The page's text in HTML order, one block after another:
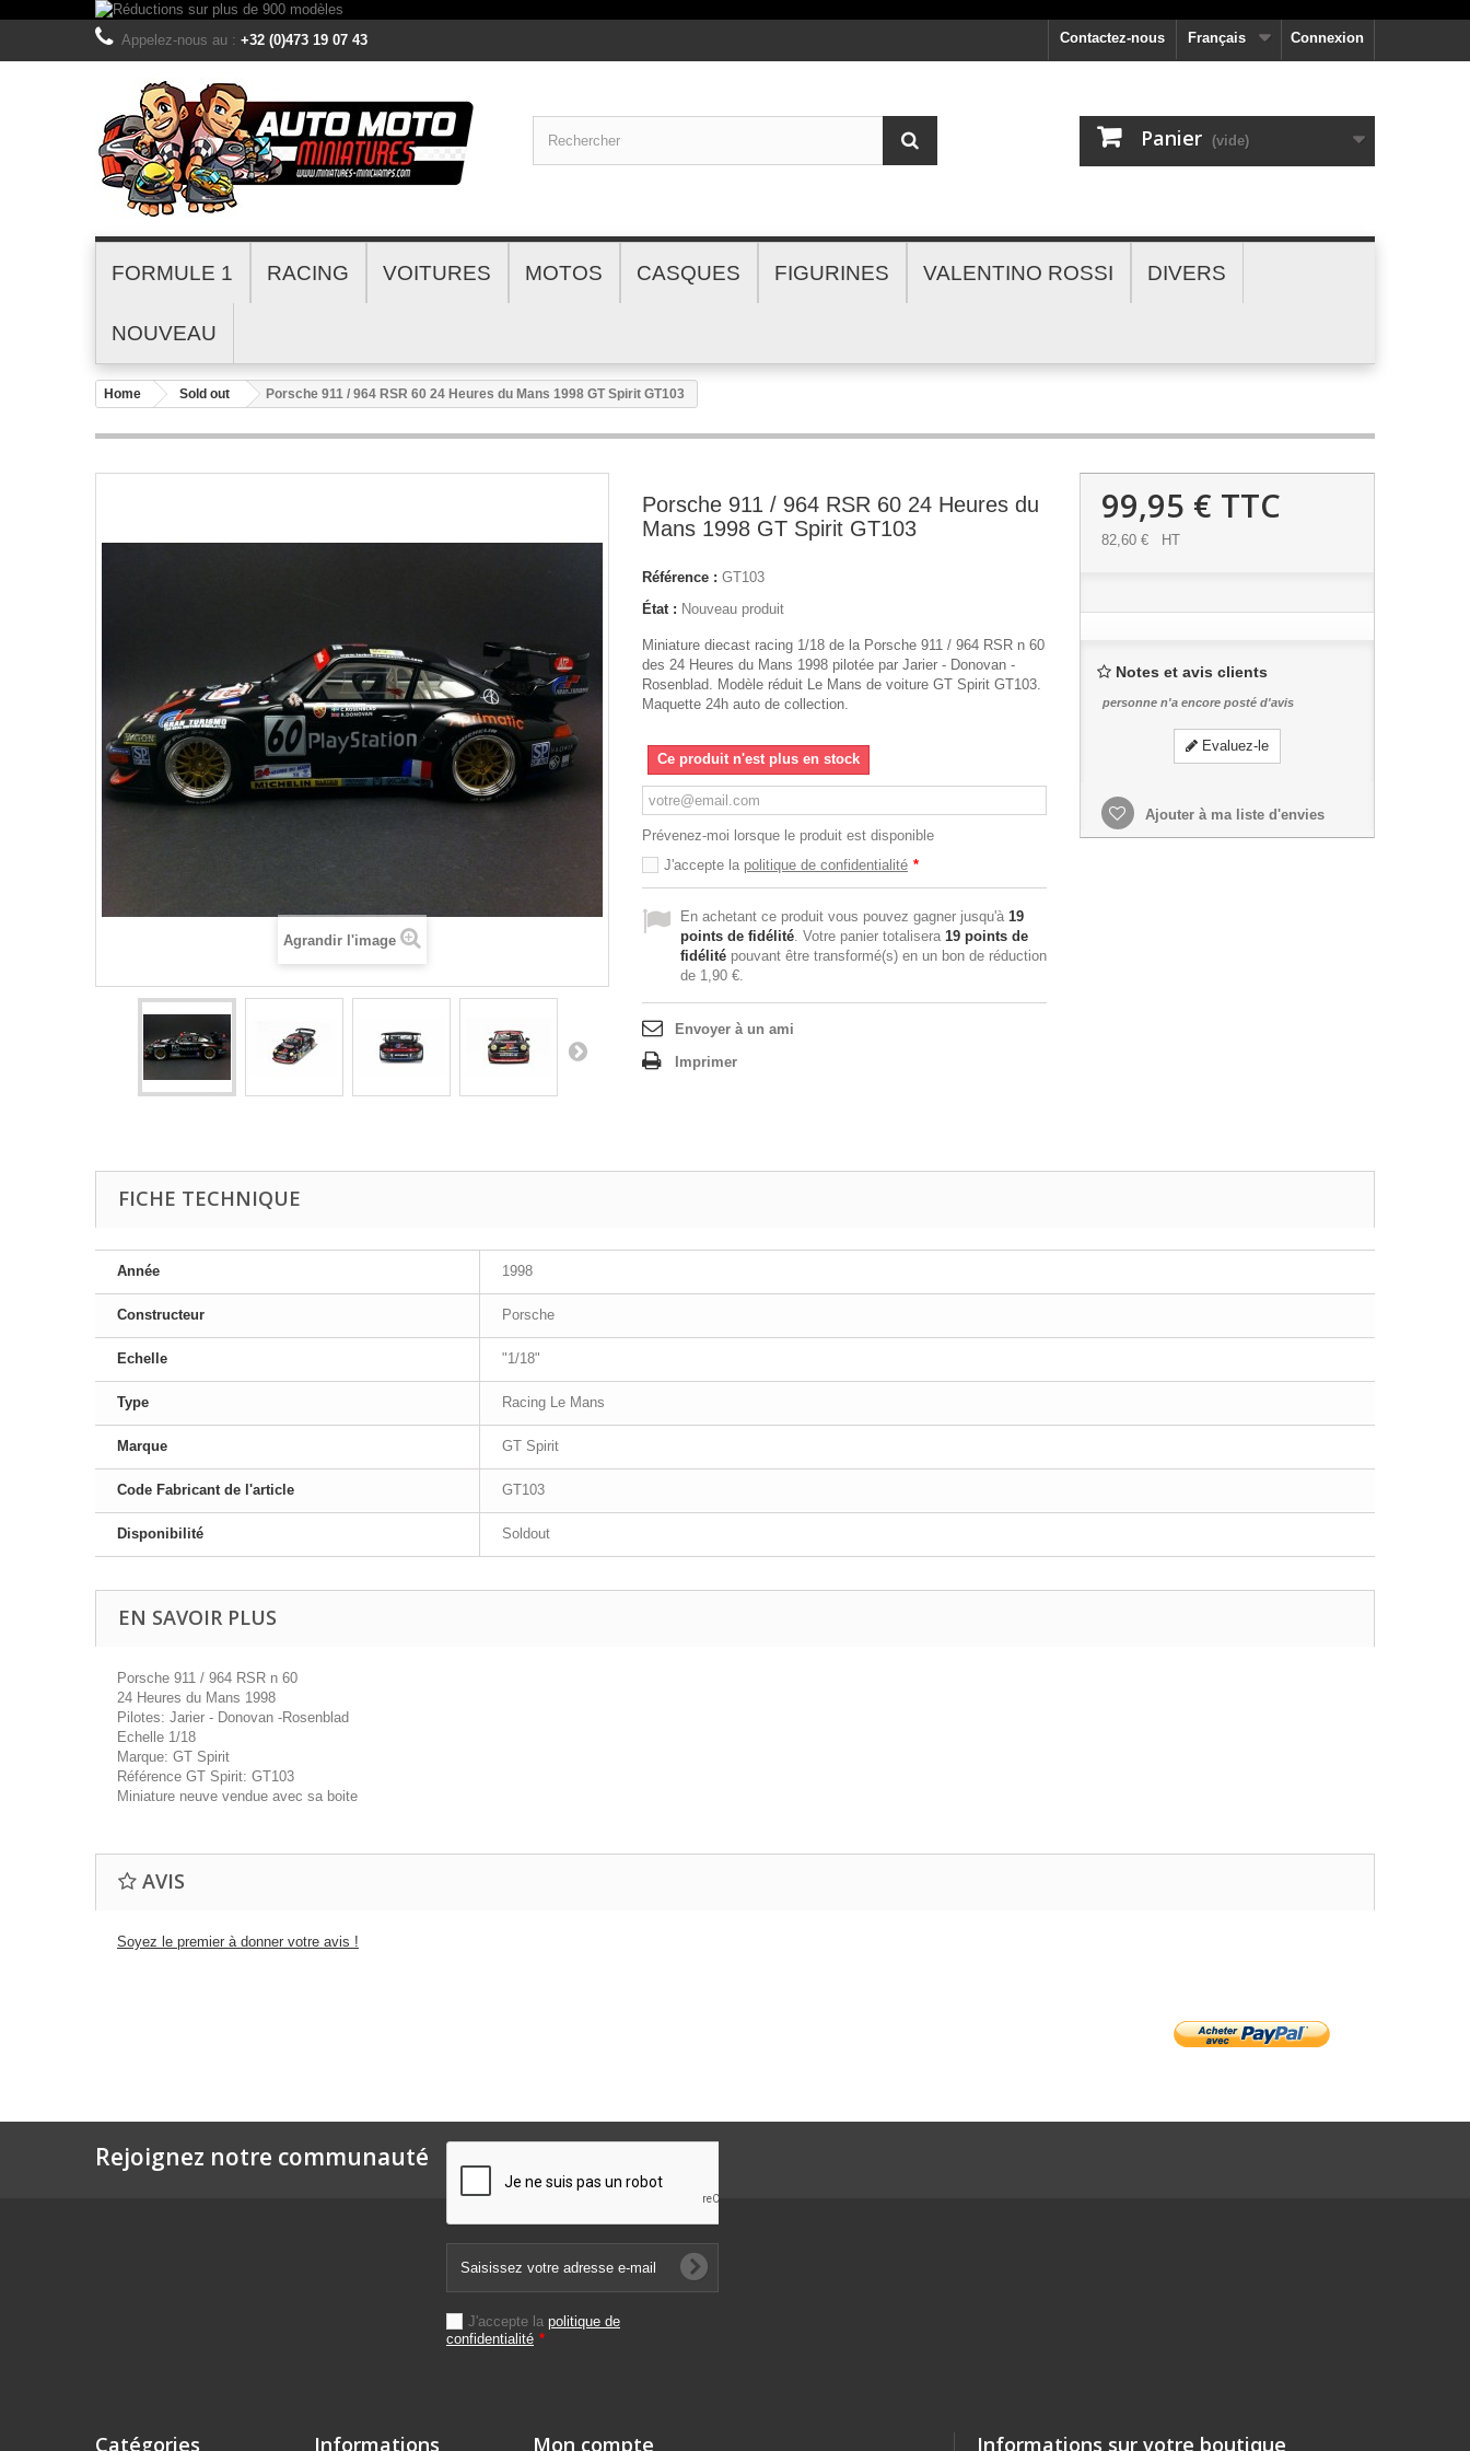
Connexion
Français
Contactez-nous
Appelez-nous au : +32 (0)473 19 07 43
Panier (vide)
FORMULE 1 RACING VOITURES MOTOS CASQUES FIGURINES VALENTINO ROSSI DIVERS
NOUVEAU
Home Sold out Porsche 911 / 964 RSR 60 24 Heures du Mans 1998 GT Spirit GT103
Agrandir l'image
Porsche 911 / 964 RSR 60 24 Heures du
Mans 1998 GT Spirit GT103
Référence : GT103
État : Nouveau produit
Miniature diecast racing 1/18 de la Porsche 911 / 964 RSR n 60
des 24 Heures du Mans 1998 pilotée par Jarier - Donovan -
Rosenblad. Modèle réduit Le Mans de voiture GT Spirit GT103.
Maquette 24h auto de collection.
Ce produit n'est plus en stock
Prévenez-moi lorsque le produit est disponible
J'accepte la politique de confidentialité *
En achetant ce produit vous pouvez gagner jusqu'à 19
points de fidélité. Votre panier totalisera 19 points de
fidélité pouvant être transformé(s) en un bon de réduction
de 1,90 €.
Envoyer à un ami
Imprimer
99,95 € TTC
82,60 € HT
Notes et avis clients
personne n'a encore posté d'avis
Evaluez-le
Ajouter à ma liste d'envies
FICHE TECHNIQUE
Année 1998
Constructeur Porsche
Echelle "1/18"
Type Racing Le Mans
Marque GT Spirit
Code Fabricant de l'article GT103
Disponibilité Soldout
EN SAVOIR PLUS
Porsche 911 / 964 RSR n 60
24 Heures du Mans 1998
Pilotes: Jarier - Donovan -Rosenblad
Echelle 1/18
Marque: GT Spirit
Référence GT Spirit: GT103
Miniature neuve vendue avec sa boite
AVIS
Soyez le premier à donner votre avis !
Rejoignez notre communauté
J'accepte la politique de
confidentialité *
Catégories Informations Mon compte Informations sur votre boutique